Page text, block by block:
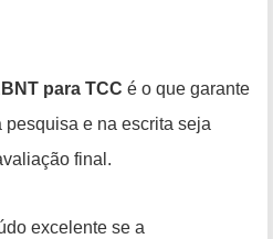
para TCC é o que garante
pesquisa e na escrita seja
final.
excelente se a